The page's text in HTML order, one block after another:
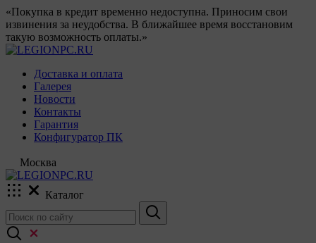
«Покупка в кредит временно недоступна. Приносим свои
извинения за неудобства. В ближайшее время восстановим
такую возможность оплаты.»
Доставка и оплата
Галерея
Новости
Контакты
Гарантия
Конфигуратор ПК
Москва
Каталог